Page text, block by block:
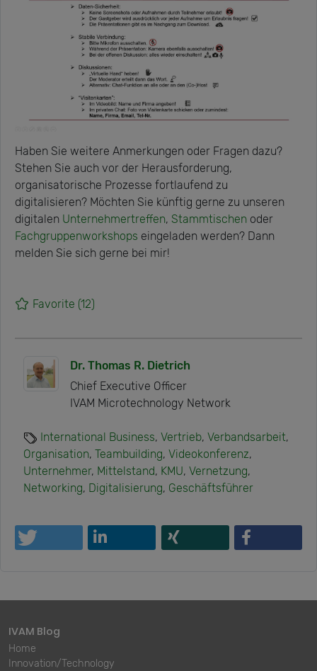
Haben Sie weitere Anmerkungen oder Fragen dazu?
Stehen Sie auch vor der Herausforderung,
organisatorische Prozesse fortlaufend zu
digitalisieren? Möchten Sie künftig gerne zu unseren
digitalen Unternehmertreffen, Stammtischen oder
Fachgruppenworkshops eingeladen werden? Dann
melden Sie sich gerne bei mir!
Favorite (12)
Dr. Thomas R. Dietrich
Chief Executive Officer
IVAM Microtechnology Network
International Business, Vertrieb, Verbandsarbeit,
Organisation, Teambuilding, Videokonferenz,
Unternehmer, Mittelstand, KMU, Vernetzung,
Networking, Digitalisierung, Geschäftsführer
IVAM Blog
Home
Innovation/Technology